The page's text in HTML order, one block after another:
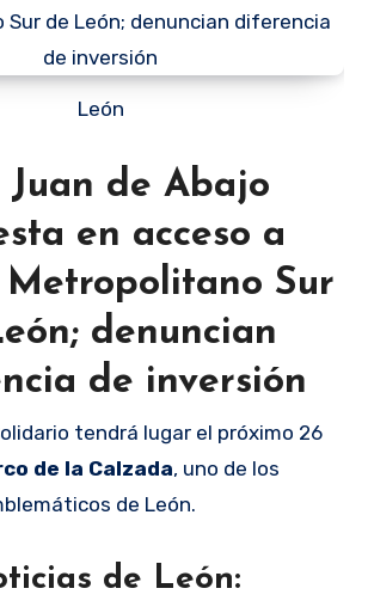
León
Juan de Abajo
en acceso a
Metropolitano Sur
denuncian
de inversión
tendrá lugar el próximo 26
de la Calzada, uno de los
de León.
de León: